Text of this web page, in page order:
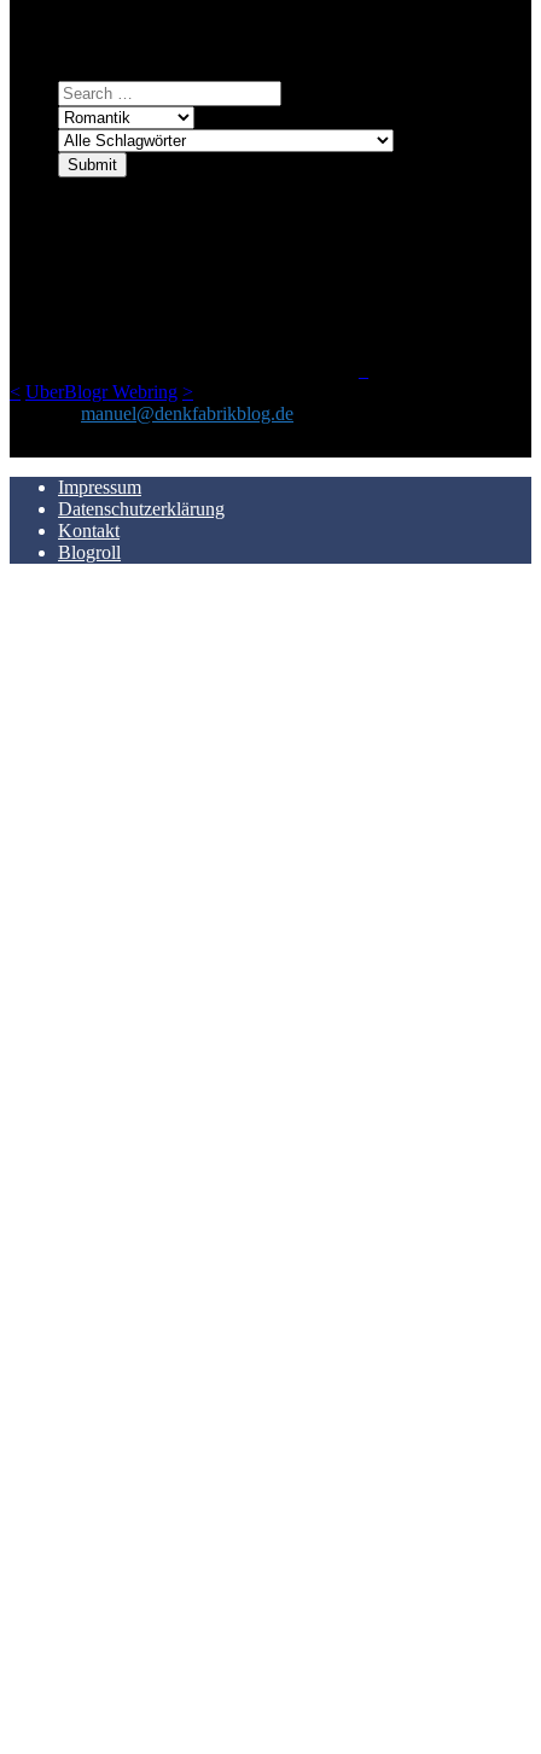
< UberBlogr Webring >
manuel@denkfabrikblog.de
Impressum
Datenschutzerklärung
Kontakt
Blogroll